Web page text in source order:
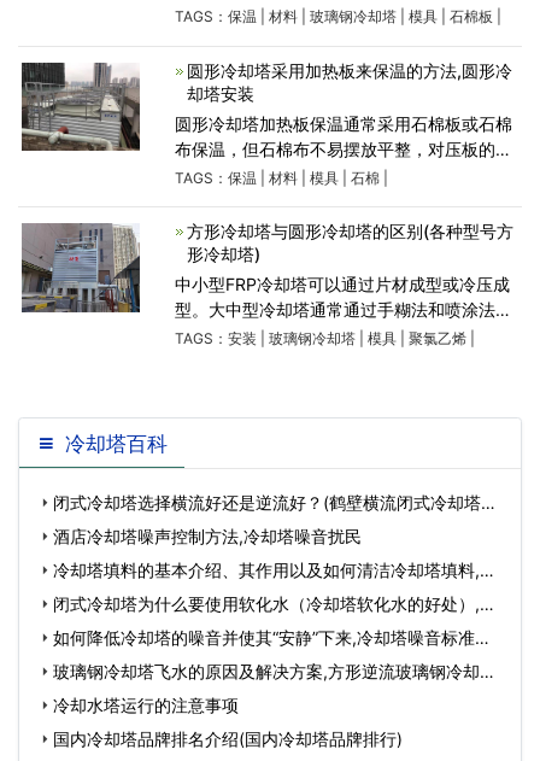
平行度保证也有定的影响。石棉板的种类很
不对以用于密封隔热用
TAGS： 保温 材料| 玻璃钢冷却塔| 模具| 石棉板
圆形冷却塔采用加热板来保温的方法,圆形冷
却塔安装
圆形冷却塔加热板保温通常采用石棉板或石棉
布保温，但石棉布不易摆放平整，对压板的平
行度保证也有一定的影响。石棉板的种类很
对以用于密封隔热用的
TAGS： 保温 材料| 模具| 石棉|
方形冷却塔与圆形冷却塔的区别(各种型号方
形冷却塔)
中小型FRP冷却塔可以通过片材成型或冷压成
型。大中型冷却塔通常通过手糊法和喷涂法混
合或通过手糊形成。压模法需要液压机和金属
TAGS： 安装 玻璃钢冷却塔| 模具| 聚氯乙烯|
冷却塔百科
闭式冷却塔选择横流好还是逆流好？(鹤壁横流闭式冷却塔常
用解决方案)…
酒店冷却塔噪声控制方法,冷却塔噪音扰民
冷却塔填料的基本介绍、其作用以及如何清洁冷却塔填料,冷
却塔填料的基…
闭式冷却塔为什么要使用软化水（冷却塔软化水的好处）,闭
式冷却塔为什么要…
如何降低冷却塔的噪音并使其“安静”下来,冷却塔噪音标准是
多少…
玻璃钢冷却塔飞水的原因及解决方案,方形逆流玻璃钢冷却
塔…冷却水塔运行的注意事项
国内冷却塔品牌排名介绍(国内冷却塔品牌排行)